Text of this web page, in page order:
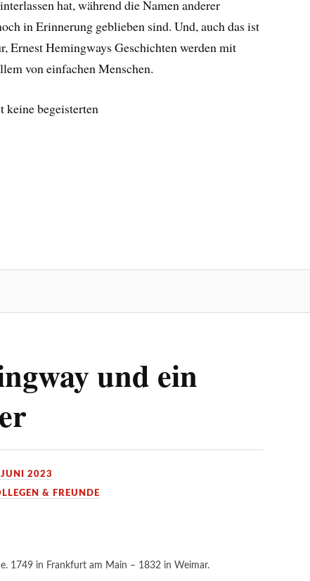
hat, während die Namen anderer
in Erinnerung geblieben sind. Und, auch das ist
Ernest Hemingways Geschichten werden mit
von einfachen Menschen.
keine begeisterten
und ein
2023
& FREUNDE
1749 in Frankfurt am Main – 1832 in Weimar.